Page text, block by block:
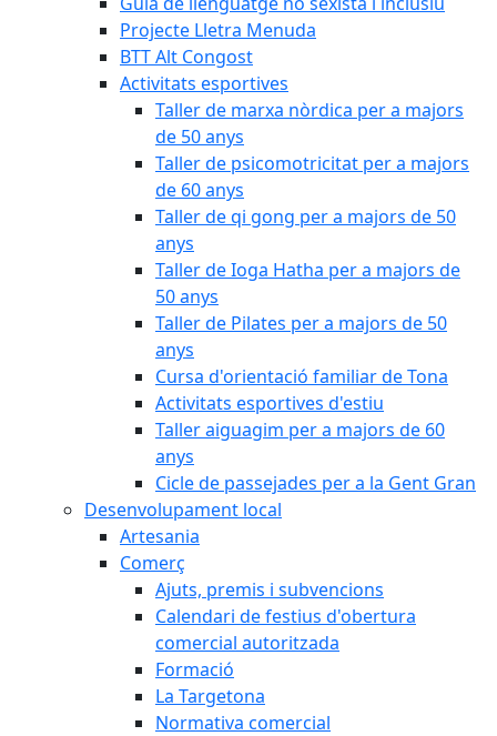
Projecte Lletra Menuda
BTT Alt Congost
Activitats esportives
Taller de marxa nòrdica per a majors
de 50 anys
Taller de psicomotricitat per a majors
de 60 anys
Taller de qi gong per a majors de 50
anys
Taller de Ioga Hatha per a majors de
50 anys
Taller de Pilates per a majors de 50
anys
Cursa d'orientació familiar de Tona
Activitats esportives d'estiu
Taller aiguagim per a majors de 60
anys
Cicle de passejades per a la Gent Gran
Desenvolupament local
Artesania
Comerç
Ajuts, premis i subvencions
Calendari de festius d'obertura
comercial autoritzada
Formació
La Targetona
Normativa comercial